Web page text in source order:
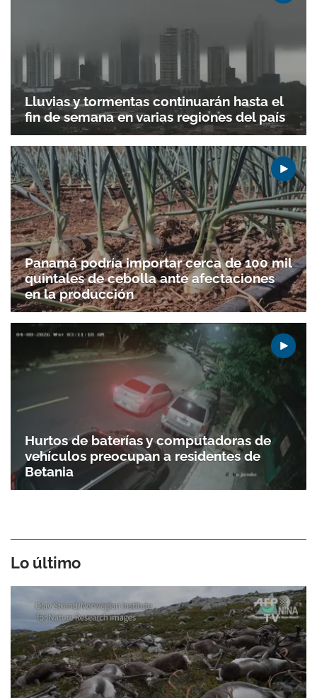
Lluvias y tormentas continuarán hasta el
fin de semana en varias regiones del país
Panamá podría importar cerca de 100 mil
quintales de cebolla ante afectaciones
en la producción
Hurtos de baterías y computadoras de
vehículos preocupan a residentes de
Betania
Lo último